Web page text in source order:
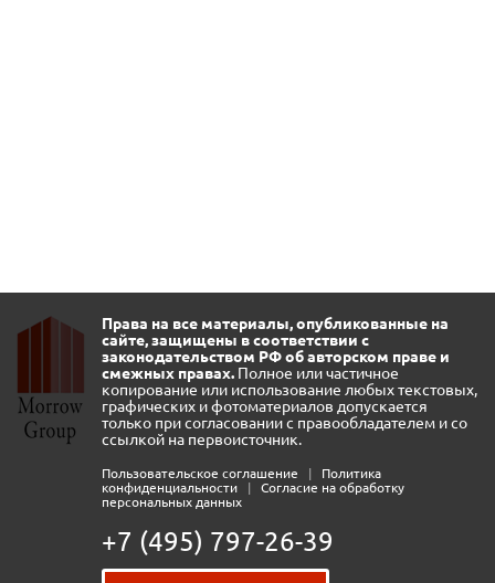
Права на все материалы, опубликованные на
сайте, защищены в соответствии с
законодательством РФ об авторском праве и
смежных правах. Полное или частичное
копирование или использование любых текстовых,
графических и фотоматериалов допускается
только при согласовании с правообладателем и со
ссылкой на первоисточник.
Пользовательское соглашение |
Политика
конфиденциальности
|
Согласие на обработку
персональных данных
+7 (495) 797-26-39